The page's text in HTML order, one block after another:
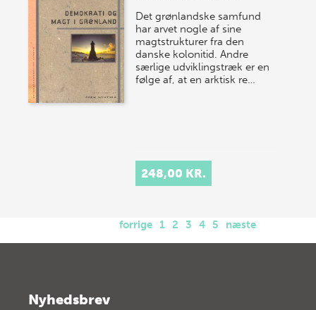
Det grønlandske samfund
har arvet nogle af sine
magtstrukturer fra den
danske kolonitid. Andre
særlige udviklingstræk er en
følge af, at en arktisk re…
248,00 KR.
forrige 1 2 3 4 5 næste
Nyhedsbrev